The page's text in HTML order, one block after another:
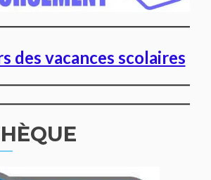
des vacances scolaires